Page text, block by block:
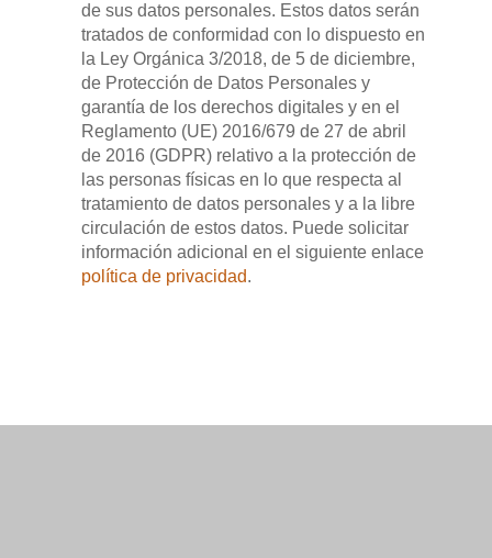
de sus datos personales. Estos datos serán
tratados de conformidad con lo dispuesto en
la Ley Orgánica 3/2018, de 5 de diciembre,
de Protección de Datos Personales y
garantía de los derechos digitales y en el
Reglamento (UE) 2016/679 de 27 de abril
de 2016 (GDPR) relativo a la protección de
las personas físicas en lo que respecta al
tratamiento de datos personales y a la libre
circulación de estos datos. Puede solicitar
información adicional en el siguiente enlace
política de privacidad.